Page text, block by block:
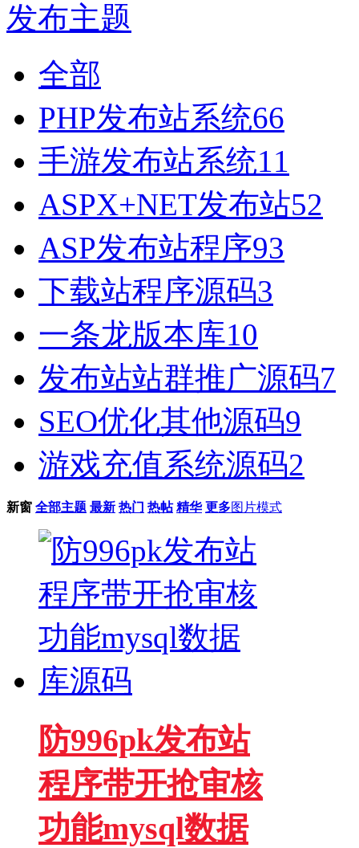
发布主题
全部
PHP发布站系统66
手游发布站系统11
ASPX+NET发布站52
ASP发布站程序93
下载站程序源码3
一条龙版本库10
发布站站群推广源码7
SEO优化其他源码9
游戏充值系统源码2
新窗 全部主题 最新 热门 热帖 精华 更多图片模式
防996pk发布站
程序带开抢审核
功能mysql数据